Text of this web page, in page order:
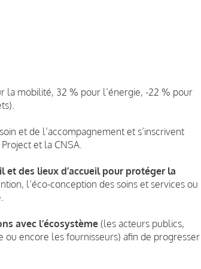
la mobilité, 32 % pour l’énergie, -22 % pour
et de l’accompagnement et s’inscrivent
et la CNSA.
des lieux d’accueil pour protéger la
l’éco-conception des soins et services ou
avec l’écosystème (les acteurs publics,
ou encore les fournisseurs) afin de progresser